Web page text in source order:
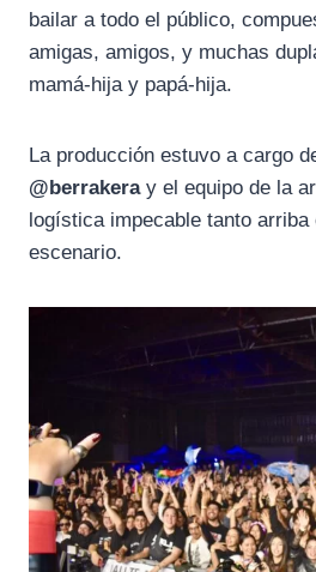
bailar a todo el público,
amigas, amigos, y muchas
mamá-hija y papá-hija.
La producción estuvo a cargo
@berrakeray el equipo de la
logística impecable tanto arriba
escenario.